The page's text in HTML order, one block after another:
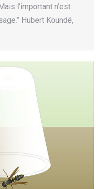
l’important n’est
Hubert Koundé,